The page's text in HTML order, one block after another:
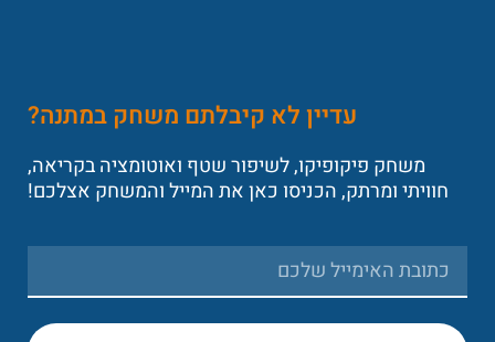
עדיין לא קיבלתם משחק במתנה?
משחק פיקופיקו, לשיפור שטף ואוטומציה בקריאה,
חוויתי ומרתק, הכניסו כאן את המייל והמשחק אצלכם!